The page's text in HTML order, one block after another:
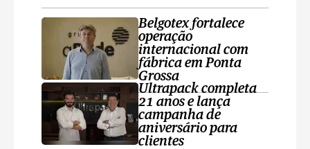
Belgotex fortalece
operação
internacional com
fábrica em Ponta
Grossa
Ultrapack completa
21 anos e lança
campanha de
aniversário para
clientes